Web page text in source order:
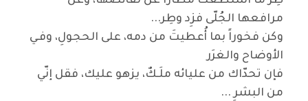
مرافعها الجُلّى فزِد وطِر...
وكن فخوراً بما أُعطيتَ من دمه، على الحجولِ، وفـي
الأوضاح والغرَر
فإن تحدّاك من عليائه ملَـكٌ، يزهو عليك، فقل إنّي
من البشرِ ...